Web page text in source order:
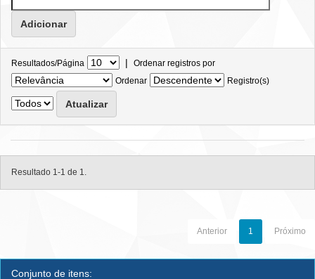
Resultados/Página | Ordenar registros por
Ordenar
Registro(s)
Resultado 1-1 de 1.
Anterior 1 Próximo
Conjunto de itens: